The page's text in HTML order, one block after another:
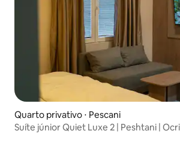
Quarto privativo ⋅ Pescani
Suíte júnior Quiet Luxe 2 | Peshtani |